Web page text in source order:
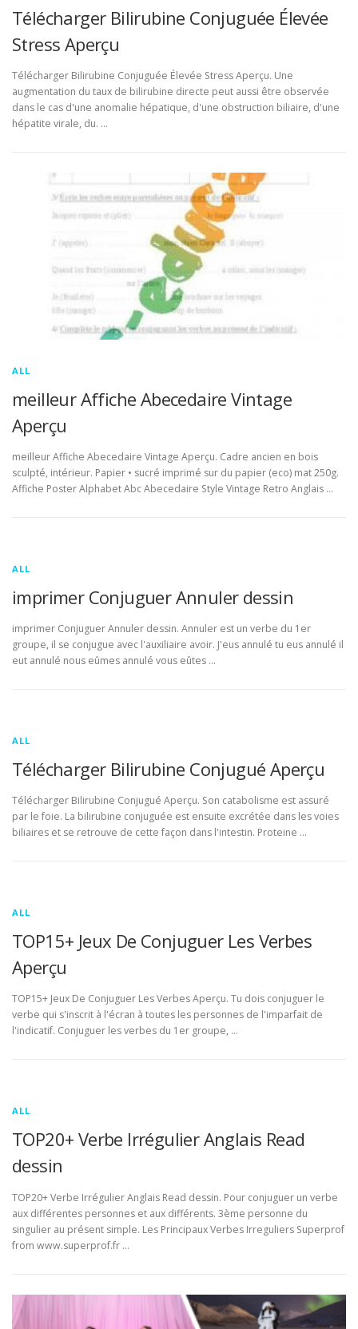
Télécharger Bilirubine Conjuguée Élevée
Stress Aperçu
Télécharger Bilirubine Conjuguée Élevée Stress Aperçu. Une
augmentation du taux de bilirubine directe peut aussi être observée
dans le cas d'une anomalie hépatique, d'une obstruction biliaire, d'une
hépatite virale, du. …
ALL
meilleur Affiche Abecedaire Vintage
Aperçu
meilleur Affiche Abecedaire Vintage Aperçu. Cadre ancien en bois
sculpté, intérieur. Papier • sucré imprimé sur du papier (eco) mat 250g.
Affiche Poster Alphabet Abc Abecedaire Style Vintage Retro Anglais …
ALL
imprimer Conjuguer Annuler dessin
imprimer Conjuguer Annuler dessin. Annuler est un verbe du 1er
groupe, il se conjugue avec l'auxiliaire avoir. J'eus annulé tu eus annulé il
eut annulé nous eûmes annulé vous eûtes …
ALL
Télécharger Bilirubine Conjugué Aperçu
Télécharger Bilirubine Conjugué Aperçu. Son catabolisme est assuré
par le foie. La bilirubine conjuguée est ensuite excrétée dans les voies
biliaires et se retrouve de cette façon dans l'intestin. Proteine …
ALL
TOP15+ Jeux De Conjuguer Les Verbes
Aperçu
TOP15+ Jeux De Conjuguer Les Verbes Aperçu. Tu dois conjuguer le
verbe qui s'inscrit à l'écran à toutes les personnes de l'imparfait de
l'indicatif. Conjuguer les verbes du 1er groupe, …
ALL
TOP20+ Verbe Irrégulier Anglais Read
dessin
TOP20+ Verbe Irrégulier Anglais Read dessin. Pour conjuguer un verbe
aux différentes personnes et aux différents. 3ème personne du
singulier au présent simple. Les Principaux Verbes Irreguliers Superprof
from www.superprof.fr …